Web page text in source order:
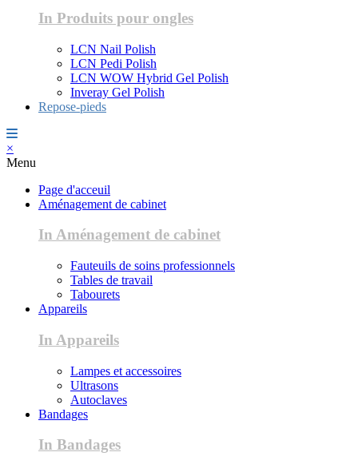
In Produits pour ongles
LCN Nail Polish
LCN Pedi Polish
LCN WOW Hybrid Gel Polish
Inveray Gel Polish
Repose-pieds
×
Menu
Page d'acceuil
Aménagement de cabinet
In Aménagement de cabinet
Fauteuils de soins professionnels
Tables de travail
Tabourets
Appareils
In Appareils
Lampes et accessoires
Ultrasons
Autoclaves
Bandages
In Bandages